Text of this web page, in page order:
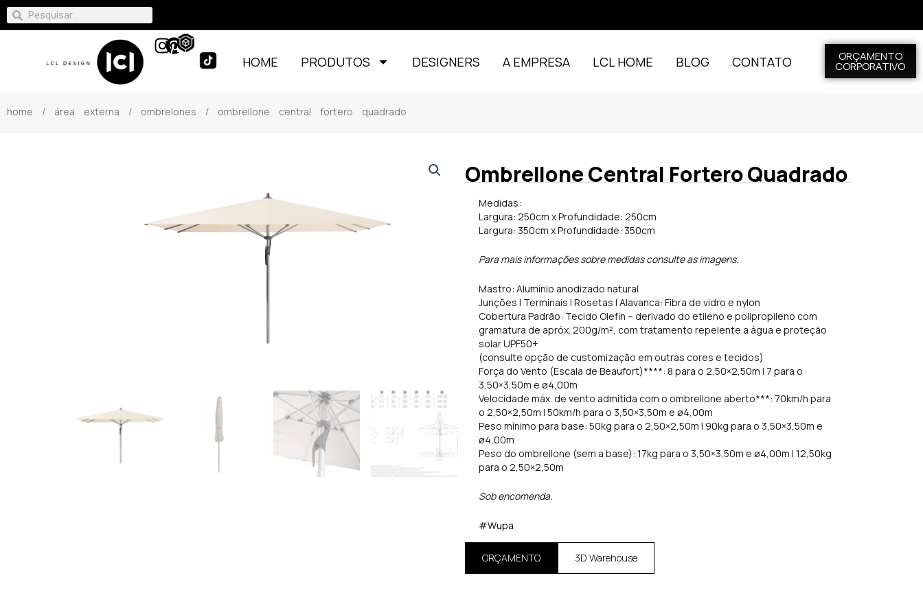
HOME PRODUTOS DESIGNERS A EMPRESA LCL HOME BLOG CONTATO ORÇAMENTO
CORPORATIVO
home / área externa / ombrelones / ombrellone central fortero quadrado
Ombrellone Central Fortero Quadrado
Medidas:
Largura: 250cm x Profundidade: 250cm
Largura: 350cm x Profundidade: 350cm
Para mais informações sobre medidas consulte as imagens.
Mastro: Alumínio anodizado natural
Junções | Terminais | Rosetas | Alavanca: Fibra de vidro e nylon
Cobertura Padrão: Tecido Olefin – derivado do etileno e polipropileno com
gramatura de apróx. 200g/m², com tratamento repelente a água e proteção
solar UPF50+
(consulte opção de customização em outras cores e tecidos)
Força do Vento (Escala de Beaufort)****: 8 para o 2,50×2,50m | 7 para o
3,50×3,50m e ø4,00m
Velocidade máx. de vento admitida com o ombrellone aberto***: 70km/h para
o 2,50×2,50m | 50km/h para o 3,50×3,50m e ø4,00m
Peso mínimo para base: 50kg para o 2,50×2,50m | 90kg para o 3,50×3,50m e
ø4,00m
Peso do ombrellone (sem a base): 17kg para o 3,50×3,50m e ø4,00m | 12,50kg
para o 2,50×2,50m
Sob encomenda.
#Wupa
ORÇAMENTO 3D Warehouse